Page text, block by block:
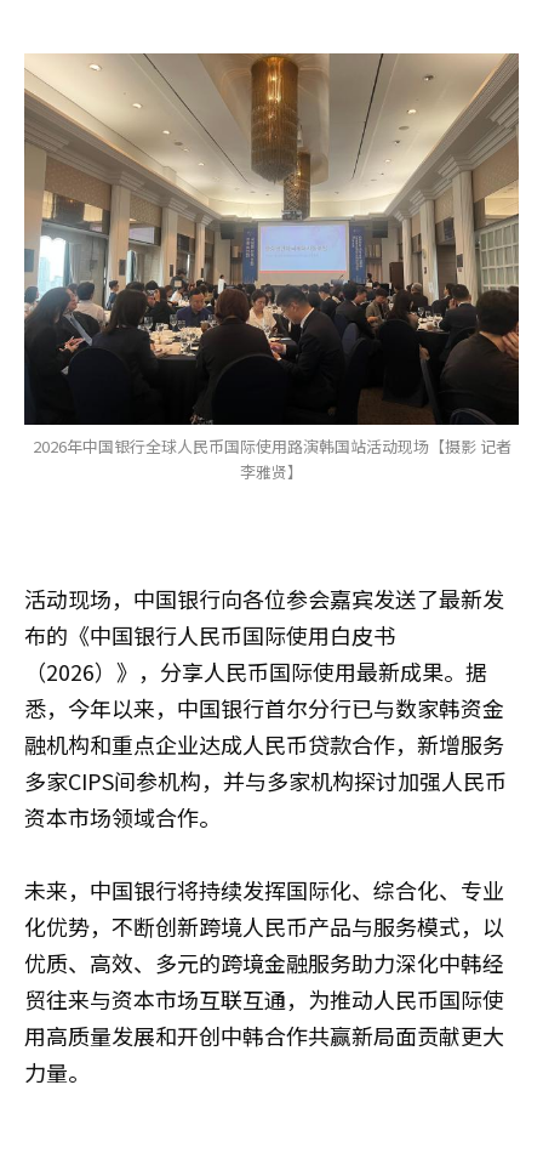
2026年中国银行全球人民币国际使用路演韩国站活动现场【摄影 记者
李雅贤】
活动现场，中国银行向各位参会嘉宾发送了最新发
布的《中国银行人民币国际使用白皮书
（2026）》，分享人民币国际使用最新成果。据
悉，今年以来，中国银行首尔分行已与数家韩资金
融机构和重点企业达成人民币贷款合作，新增服务
多家CIPS间参机构，并与多家机构探讨加强人民币
资本市场领域合作。
未来，中国银行将持续发挥国际化、综合化、专业
化优势，不断创新跨境人民币产品与服务模式，以
优质、高效、多元的跨境金融服务助力深化中韩经
贸往来与资本市场互联互通，为推动人民币国际使
用高质量发展和开创中韩合作共赢新局面贡献更大
力量。